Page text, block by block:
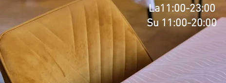
La11:00-23:00
Su 11:00-20:00